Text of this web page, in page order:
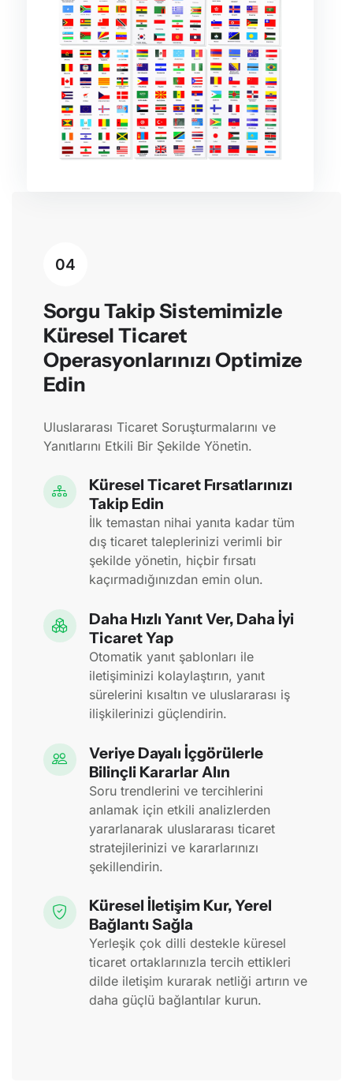
04
Sorgu Takip Sistemimizle
Küresel Ticaret
Operasyonlarınızı Optimize
Edin
Uluslararası Ticaret Soruşturmalarını ve
Yanıtlarını Etkili Bir Şekilde Yönetin.
Küresel Ticaret Fırsatlarınızı
Takip Edin
İlk temastan nihai yanıta kadar tüm
dış ticaret taleplerinizi verimli bir
şekilde yönetin, hiçbir fırsatı
kaçırmadığınızdan emin olun.
Daha Hızlı Yanıt Ver, Daha İyi
Ticaret Yap
Otomatik yanıt şablonları ile
iletişiminizi kolaylaştırın, yanıt
sürelerini kısaltın ve uluslararası iş
ilişkilerinizi güçlendirin.
Veriye Dayalı İçgörülerle
Bilinçli Kararlar Alın
Soru trendlerini ve tercihlerini
anlamak için etkili analizlerden
yararlanarak uluslararası ticaret
stratejilerinizi ve kararlarınızı
şekillendirin.
Küresel İletişim Kur, Yerel
Bağlantı Sağla
Yerleşik çok dilli destekle küresel
ticaret ortaklarınızla tercih ettikleri
dilde iletişim kurarak netliği artırın ve
daha güçlü bağlantılar kurun.